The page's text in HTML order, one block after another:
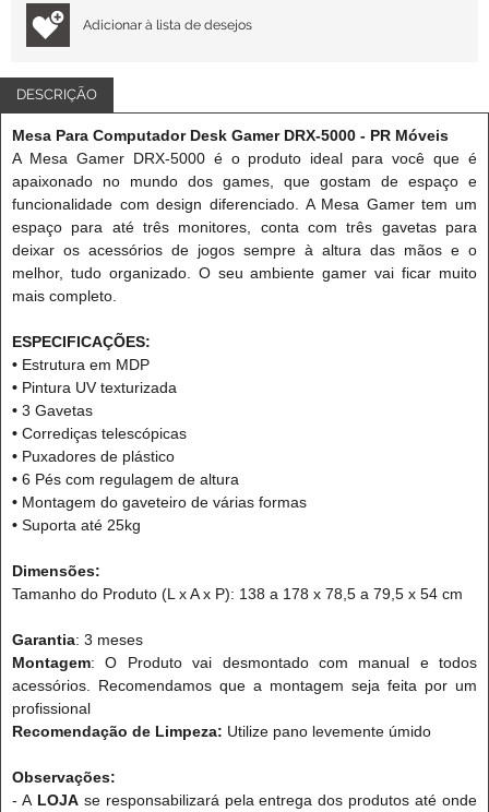
Adicionar à lista de desejos
DESCRIÇÃO
Mesa Para Computador Desk Gamer DRX-5000 - PR Móveis
A Mesa Gamer DRX-5000 é o produto ideal para você que é
apaixonado no mundo dos games, que gostam de espaço e
funcionalidade com design diferenciado. A Mesa Gamer tem um
espaço para até três monitores, conta com três gavetas para
deixar os acessórios de jogos sempre à altura das mãos e o
melhor, tudo organizado. O seu ambiente gamer vai ficar muito
mais completo.
ESPECIFICAÇÕES:
• Estrutura em MDP
• Pintura UV texturizada
• 3 Gavetas
• Corrediças telescópicas
• Puxadores de plástico
• 6 Pés com regulagem de altura
• Montagem do gaveteiro de várias formas
• Suporta até 25kg
Dimensões:
Tamanho do Produto (L x A x P): 138 a 178 x 78,5 a 79,5 x 54 cm
Garantia: 3 meses
Montagem: O Produto vai desmontado com manual e todos
acessórios. Recomendamos que a montagem seja feita por um
profissional
Recomendação de Limpeza: Utilize pano levemente úmido
Observações:
- A LOJAse responsabilizará pela entrega dos produtos até onde